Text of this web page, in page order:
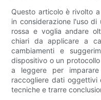
Questo articolo è rivolto
in considerazione l'uso
rossa e voglia andare
chiari da applicare a
cambiamenti e
dispositivo o un
a leggere per
raccogliere dati oggettivi
tecniche e trarre